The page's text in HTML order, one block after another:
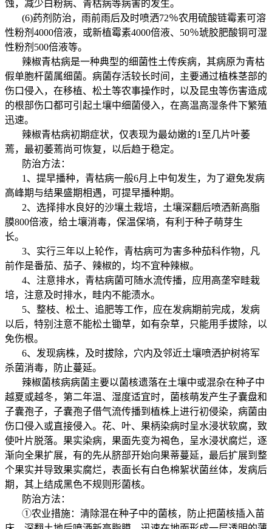
蚀，减少白粉病、青枯病等病害的发生。
(6)药剂防治，雨前雨后及时喷洒72％农用硫酸链霉素可溶
性粉剂4000倍液，或新植霉素4000倍液、50％琥胶肥酸铜可湿
性粉剂500倍液等。
辣椒青枯病是一种典型的细菌性土传疾病，其病原为青枯
假单胞杆菌属细菌。病菌存活较长时间，主要通过植株茎部的
伤口侵入，在移植、松土等农事操作时，以及昆虫等伤害造成
的根部伤口都可引起土壤中细菌侵入，在高温高湿条件下繁殖
迅速。
辣椒青枯病初期症状，仅表现为最幼嫩的1至几片叶萎
蔫，最初萎蔫尚可恢复，以后趋于稳定。
防治方法：
1、提早播种，青枯病一般6月上中旬发生，为了避免发病
高峰期与结果盛期相遇，可提早播种期。
2、选择排水良好的沙壤土栽培，土壤深翻后喷洒新高脂
膜800倍液，给土壤消毒，保温保墒，有利于种子萌芽生
长。
3、实行三年以上轮作，青枯病可为害多种茄科作物，凡
前作是番茄、茄子、辣椒的，均不宜种辣椒。
4、注意排水，青枯病菌可随水流传播，应用高垄窄畦栽
培，注意及时排水，畦内不能渍水。
5、整枝、松土、追肥等工作，应在发病期前完成，发病
以后，特别注意不能松土锄草，如有杂草，只能用手拔除，以
免伤根。
6、发现病株，及时拔除，穴内及邻近土壤喷洒护树将军
杀菌消毒，防止蔓延。
辣椒菌核病病菌主要以菌核遗落在土壤中或混杂在种子中
越夏或越冬，第二年温、湿度适宜时，菌核萌发产生子囊盘和
子囊孢子，子囊孢子借气流传播到植株上进行初侵染，病菌由
伤口侵入或直接侵入。花、叶、果柄染病时呈水浸状软腐，致
使叶片脱落。果实染病，果面先变为褐色，呈水浸状腐烂，逐
渐向全果扩展，有的先从脐部开始向果蒂蔓延，最后扩展到整
个果实并导致果实腐烂，表面长有白色棉絮状菌丝体，发病后
期，其上结成黑色不规则形菌核。
防治方法：
①农业措施：清除混在种子中的菌核，防止把菌核插入苗